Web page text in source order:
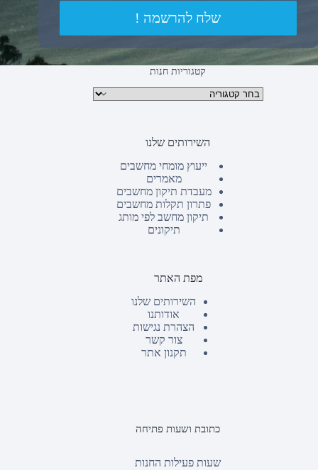
שלח להרשמה !
קטגוריות חנות
קטגוריות מוצרים
השירותים שלנו
ייעוץ מומחי מחשבים
מאמרים
מעבדת תיקון מחשבים
פתרון תקלות מחשבים
תיקון מחשב לפי מותג
תיקונים
מפת האתר
השירותים שלנו
אודותנו
הצהרת נגישות
צור קשר
תקנון אתר
כתובת ושעות פתיחה
שעות פעילות החנות